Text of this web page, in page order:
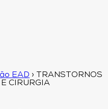
EAD ›
TRANSTORNOS
CIRURGIA